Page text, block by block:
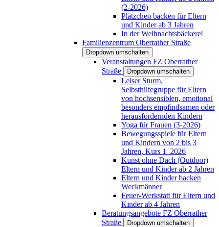
(2-2026)
Plätzchen backen für Eltern
und Kinder ab 3 Jahren
In der Weihnachtsbäckerei
Familienzentrum Oberrather Straße
Dropdown umschalten
Veranstaltungen FZ Oberrather
Straße
Dropdown umschalten
Leiser Sturm,
Selbsthilfegruppe für Eltern
von hochsensiblen, emotional
besonders empfindsamen oder
herausfordernden Kindern
Yoga für Frauen (3-2026)
Bewegungsspiele für Eltern
und Kindern von 2 bis 3
Jahren, Kurs 1_2026
Kunst ohne Dach (Outdoor)
Eltern und Kinder ab 2 Jahren
Eltern und Kinder backen
Weckmänner
Feuer-Werkstatt für Eltern und
Kinder ab 4 Jahren
Beratungsangebote FZ Oberrather
Straße
Dropdown umschalten